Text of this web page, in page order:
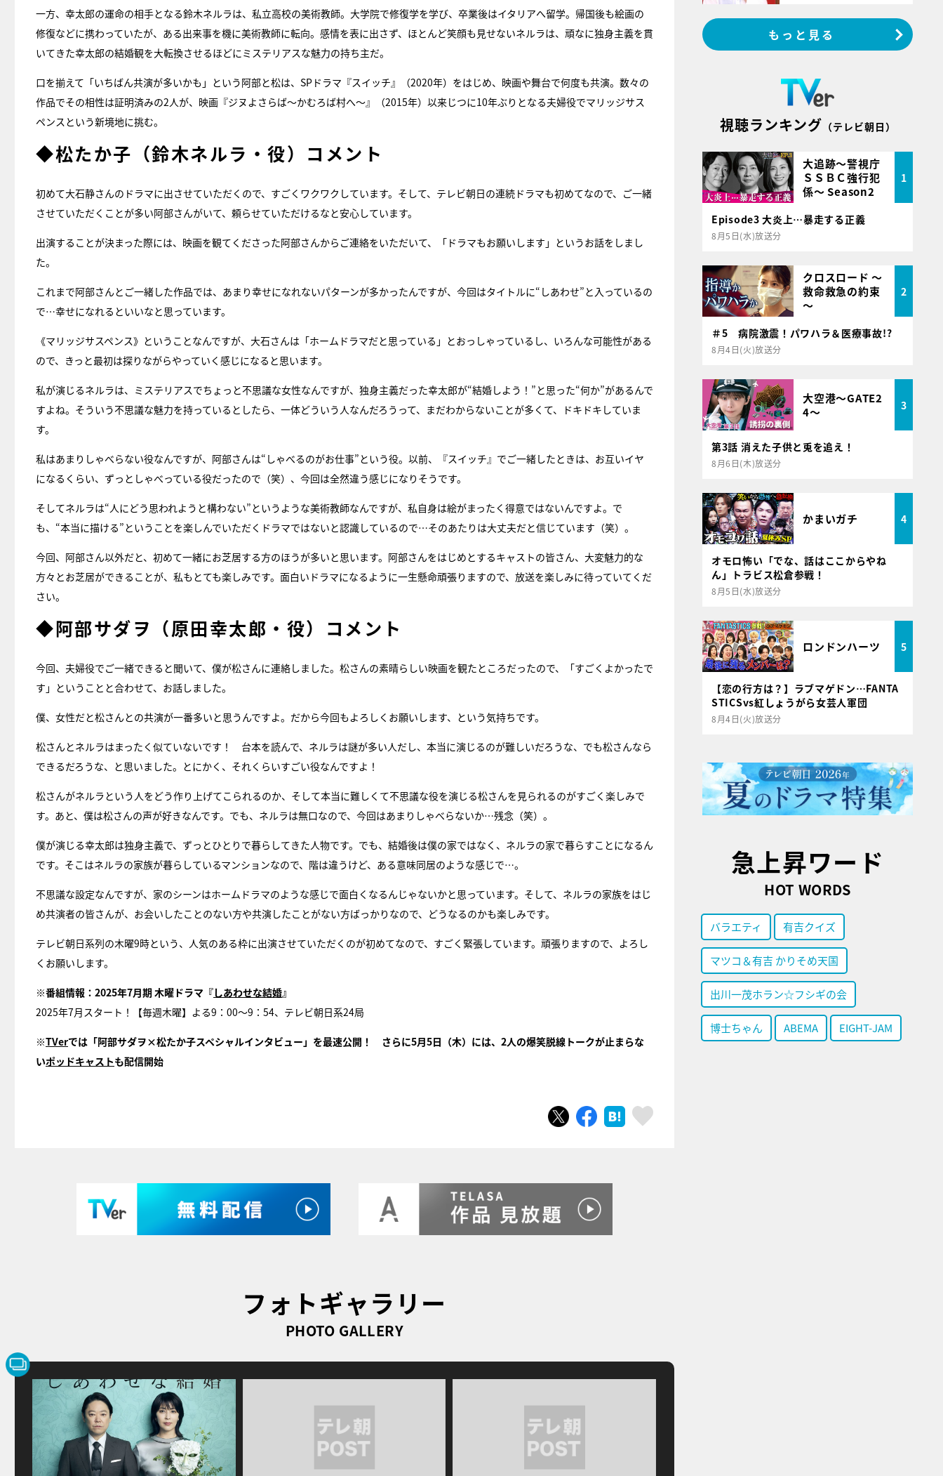
一方、幸太郎の運命の相手となる鈴木ネルラは、私立高校の美術教師。大学院で修復学を学び、卒業後はイタリアへ留学。帰国後も絵画の
修復などに携わっていたが、ある出来事を機に美術教師に転向。感情を表に出さず、ほとんど笑顔も見せないネルラは、頑なに独身主義を貫
いてきた幸太郎の結婚観を大転換させるほどにミステリアスな魅力の持ち主だ。
口を揃えて「いちばん共演が多いかも」という阿部と松は、SPドラマ『スイッチ』（2020年）をはじめ、映画や舞台で何度も共演。数々の
作品でその相性は証明済みの2人が、映画『ジヌよさらば～かむろば村へ～』（2015年）以来じつに10年ぶりとなる夫婦役でマリッジサス
ペンスという新境地に挑む。
◆松たか子（鈴木ネルラ・役）コメント
初めて大石静さんのドラマに出させていただくので、すごくワクワクしています。そして、テレビ朝日の連続ドラマも初めてなので、ご一緒
させていただくことが多い阿部さんがいて、頼らせていただけるなと安心しています。
出演することが決まった際には、映画を観てくださった阿部さんからご連絡をいただいて、「ドラマもお願いします」というお話をしまし
た。
これまで阿部さんとご一緒した作品では、あまり幸せになれないパターンが多かったんですが、今回はタイトルに“しあわせ”と入っているの
で…幸せになれるといいなと思っています。
《マリッジサスペンス》ということなんですが、大石さんは「ホームドラマだと思っている」とおっしゃっているし、いろんな可能性がある
ので、きっと最初は探りながらやっていく感じになると思います。
私が演じるネルラは、ミステリアスでちょっと不思議な女性なんですが、独身主義だった幸太郎が“結婚しよう！”と思った“何か”があるんで
すよね。そういう不思議な魅力を持っているとしたら、一体どういう人なんだろうって、まだわからないことが多くて、ドキドキしていま
す。
私はあまりしゃべらない役なんですが、阿部さんは“しゃべるのがお仕事”という役。以前、『スイッチ』でご一緒したときは、お互いイヤ
になるくらい、ずっとしゃべっている役だったので（笑）、今回は全然違う感じになりそうです。
そしてネルラは“人にどう思われようと構わない”というような美術教師なんですが、私自身は絵がまったく得意ではないんですよ。で
も、“本当に描ける”ということを楽しんでいただくドラマではないと認識しているので…そのあたりは大丈夫だと信じています（笑）。
今回、阿部さん以外だと、初めて一緒にお芝居する方のほうが多いと思います。阿部さんをはじめとするキャストの皆さん、大変魅力的な
方々とお芝居ができることが、私もとても楽しみです。面白いドラマになるように一生懸命頑張りますので、放送を楽しみに待っていてくだ
さい。
◆阿部サダヲ（原田幸太郎・役）コメント
今回、夫婦役でご一緒できると聞いて、僕が松さんに連絡しました。松さんの素晴らしい映画を観たところだったので、「すごくよかったで
す」ということと合わせて、お話しました。
僕、女性だと松さんとの共演が一番多いと思うんですよ。だから今回もよろしくお願いします、という気持ちです。
松さんとネルラはまったく似ていないです！ 台本を読んで、ネルラは謎が多い人だし、本当に演じるのが難しいだろうな、でも松さんなら
できるだろうな、と思いました。とにかく、それくらいすごい役なんですよ！
松さんがネルラという人をどう作り上げてこられるのか、そして本当に難しくて不思議な役を演じる松さんを見られるのがすごく楽しみで
す。あと、僕は松さんの声が好きなんです。でも、ネルラは無口なので、今回はあまりしゃべらないか…残念（笑）。
僕が演じる幸太郎は独身主義で、ずっとひとりで暮らしてきた人物です。でも、結婚後は僕の家ではなく、ネルラの家で暮らすことになるん
です。そこはネルラの家族が暮らしているマンションなので、階は違うけど、ある意味同居のような感じで…。
不思議な設定なんですが、家のシーンはホームドラマのような感じで面白くなるんじゃないかと思っています。そして、ネルラの家族をはじ
め共演者の皆さんが、お会いしたことのない方や共演したことがない方ばっかりなので、どうなるのかも楽しみです。
テレビ朝日系列の木曜9時という、人気のある枠に出演させていただくのが初めてなので、すごく緊張しています。頑張りますので、よろし
くお願いします。
※番組情報：2025年7月期 木曜ドラマ『しあわせな結婚』
2025年7月スタート！【毎週木曜】よる9：00～9：54、テレビ朝日系24局
※TVerでは「阿部サダヲ×松たか子スペシャルインタビュー」を最速公開！ さらに5月5日（木）には、2人の爆笑脱線トークが止まらな
いポッドキャストも配信開始
ツイートシェア はてブ
フォトギャラリー
PHOTO GALLERY
もっと見る
視聴ランキング （テレビ朝日）
大追跡～警視庁
ＳＳＢＣ強行犯
係～ Season2
1
Episode3 大炎上…暴走する正義
8月5日(水)放送分
クロスロード ～
救命救急の約束
～
2
＃5 病院激震！パワハラ＆医療事故!?
8月4日(火)放送分
大空港～GATE2
4～
3
第3話 消えた子供と兎を追え！
8月6日(木)放送分
かまいガチ 4
オモロ怖い「でな、話はここからやね
ん」トラビス松倉参戦！
8月5日(水)放送分
ロンドンハーツ 5
【恋の行方は？】ラブマゲドン…FANTA
STICSvs紅しょうがら女芸人軍団
8月4日(火)放送分
急上昇ワード
HOT WORDS
バラエティ 有吉クイズ
マツコ＆有吉 かりそめ天国
出川一茂ホラン☆フシギの会
博士ちゃん ABEMA EIGHT-JAM